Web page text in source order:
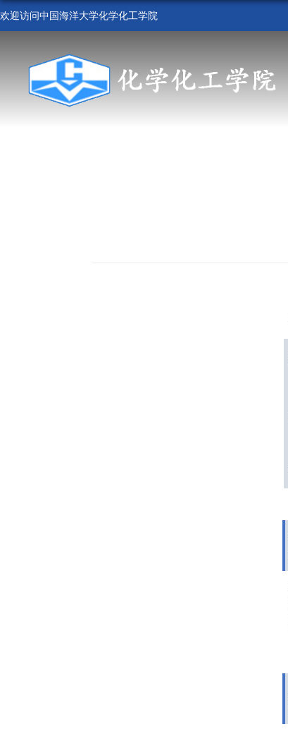
欢迎访问中国海洋大学化学化工学院